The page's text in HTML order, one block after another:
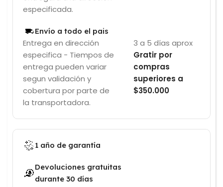
especificada.
Envío a todo el pais
Entrega en dirección
especifica - Tiempos de
entrega pueden variar
segun validación y
cobertura por parte de
la transportadora.
3 a 5 días aprox
Gratir por
compras
superiores a
$350.000
1 año de garantía
Devoluciones gratuitas
durante 30 días